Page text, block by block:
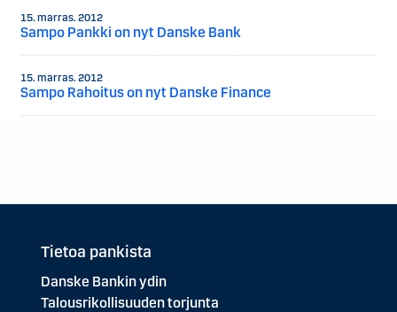
15. marras. 2012
Sampo Pankki on nyt Danske Bank
15. marras. 2012
Sampo Rahoitus on nyt Danske Finance
Tietoa pankista
Danske Bankin ydin
Talousrikollisuuden torjunta